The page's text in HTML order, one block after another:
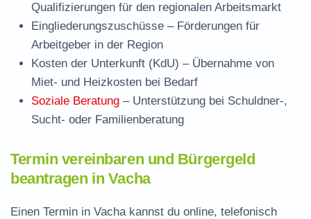
Qualifizierungen für den regionalen Arbeitsmarkt
Eingliederungszuschüsse – Förderungen für
Arbeitgeber in der Region
Kosten der Unterkunft (KdU) – Übernahme von
Miet- und Heizkosten bei Bedarf
Soziale Beratung – Unterstützung bei Schuldner-,
Sucht- oder Familienberatung
Termin vereinbaren und Bürgergeld
beantragen in Vacha
Einen Termin in Vacha kannst du online, telefonisch